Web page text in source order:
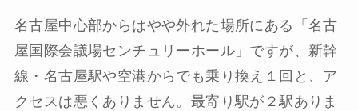
名古屋中心部からはやや外れた場所にある「名古
屋国際会議場センチュリーホール」ですが、新幹
線・名古屋駅や空港からでも乗り換え１回と、ア
クセスは悪くありません。最寄り駅が２駅ありま